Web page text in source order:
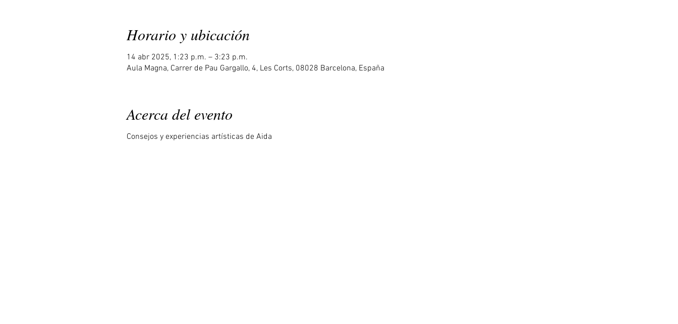
Horario y ubicación
14 abr 2025, 1:23 p.m. – 3:23 p.m.
Aula Magna, Carrer de Pau Gargallo, 4, Les Corts, 08028 Barcelona, España
Acerca del evento
Consejos y experiencias artísticas de Aida